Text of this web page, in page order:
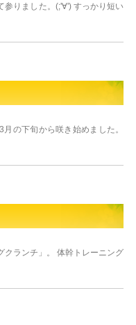
参りました。(;'∀') すっかり短い
の下旬から咲き始めました。
クランチ」。 体幹トレーニング